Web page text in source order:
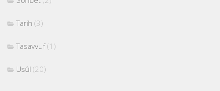
Tarih (3)
Tasavvuf(1)
Usûl (20)